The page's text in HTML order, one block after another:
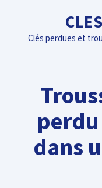
contenuClés perdues et
dans